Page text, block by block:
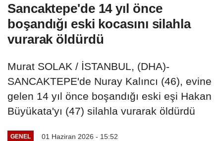
Sancaktepe'de 14 yıl önce
boşandığı eski kocasını silahla
vurarak öldürdü
Murat SOLAK / İSTANBUL, (DHA)-
SANCAKTEPE'de Nuray Kalıncı (46), evine
gelen 14 yıl önce boşandığı eski eşi Hakan
Büyükata'yı (47) silahla vurarak öldürdü
GENEL 01 Haziran 2026 - 15:52